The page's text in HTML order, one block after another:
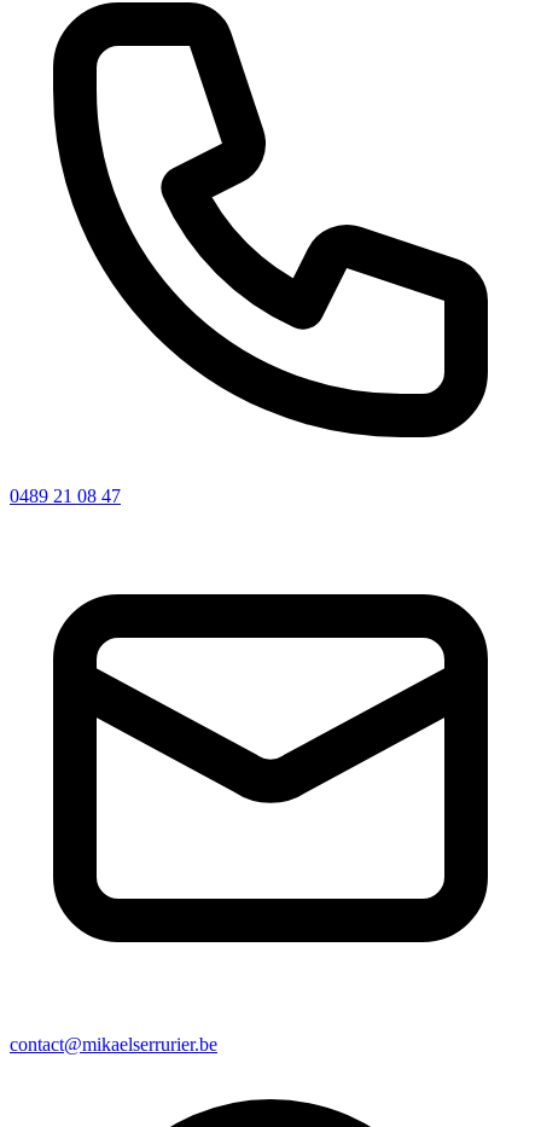
0489 21 08 47
contact@mikaelserrurier.be